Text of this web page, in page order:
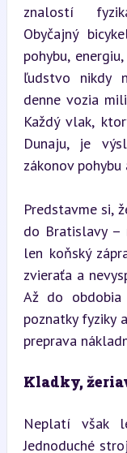
znalostí
Obyčajný
pohybu,
ľudstvo nikdy
denne vozia
Každý vlak,
Dunaju, je
zákonov
Predstavme si,
do Bratislavy –
len koňský
zvieraťa a
Až do obdobia
poznatky fyziky
preprava
Kladky,
Neplatí však
Jednoduché